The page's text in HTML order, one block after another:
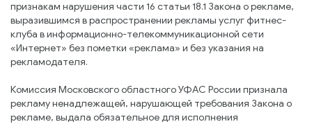
признакам нарушения части 16 статьи 18.1 Закона о рекламе,
выразившимся в распространении рекламы услуг фитнес-
клуба в информационно-телекоммуникационной сети
«Интернет» без пометки «реклама» и без указания на
рекламодателя.
Комиссия Московского областного УФАС России признала
рекламу ненадлежащей, нарушающей требования Закона о
рекламе, выдала обязательное для исполнения